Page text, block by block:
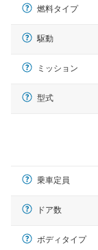
燃料タイプ
駆動
ミッション
型式
乗車定員
ドア数
ボディタイプ